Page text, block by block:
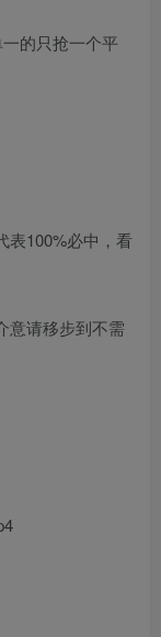
的只抢一个平
表100%必中，看
意请移步到不需